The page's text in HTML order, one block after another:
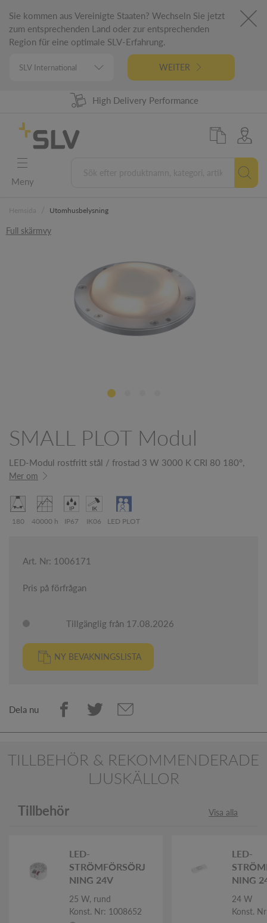
Sie kommen aus Vereinigte Staaten? Wechseln Sie jetzt
zum entsprechenden Land oder zur entsprechenden
Region für eine optimale SLV-Erfahrung.
WEITER
98% Product Availability
High Delivery Performance
5 Years Warranty
German Engineering
Meny
Utomhusbelysning
Full skärmvy
SMALL PLOT Modul
LED-Modul rostfritt stål / frostad 3 W 3000 K CRI 80 180°,
Mer om
180 40000 h IP67 IK06 LED PLOT
Art. Nr: 1006171
Pris på förfrågan
Tillgänglig från 17.08.2026
NY BEVAKNINGSLISTA
Dela nu
TILLBEHÖR & REKOMMENDERADE
LJUSKÄLLOR
Tillbehör Visa alla
LED-
STRÖMFÖRSÖRJ
NING 24V
25 W, rund
Konst. Nr: 1008652
LED-
NING
24 W
Konst.